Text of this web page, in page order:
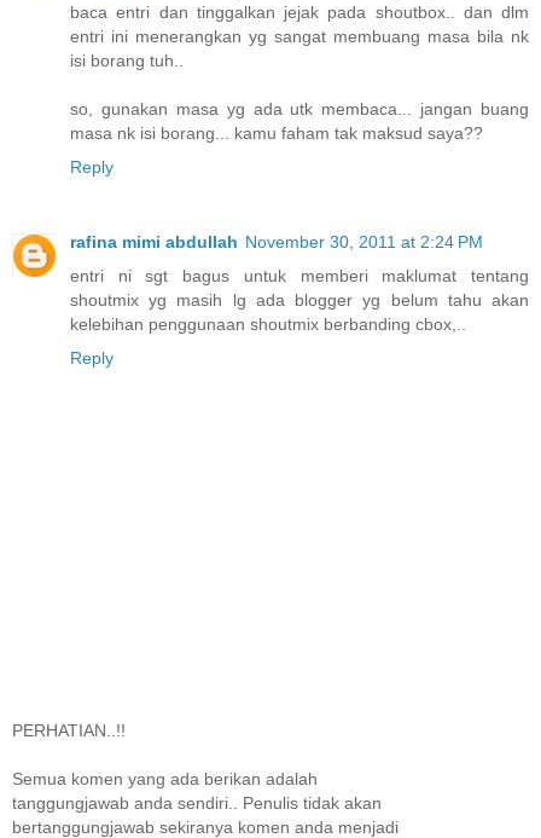
baca entri dan tinggalkan jejak pada shoutbox.. dan dlm
entri ini menerangkan yg sangat membuang masa bila nk
isi borang tuh..
so, gunakan masa yg ada utk membaca... jangan buang
masa nk isi borang... kamu faham tak maksud saya??
Reply
rafina mimi abdullah November 30, 2011 at 2:24 PM
entri ni sgt bagus untuk memberi maklumat tentang
shoutmix yg masih lg ada blogger yg belum tahu akan
kelebihan penggunaan shoutmix berbanding cbox,..
Reply
PERHATIAN..!!
Semua komen yang ada berikan adalah
tanggungjawab anda sendiri.. Penulis tidak akan
bertanggungjawab sekiranya komen anda menjadi